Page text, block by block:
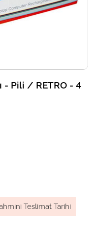
- Pili / RETRO - 4
Teslimat Tarihi